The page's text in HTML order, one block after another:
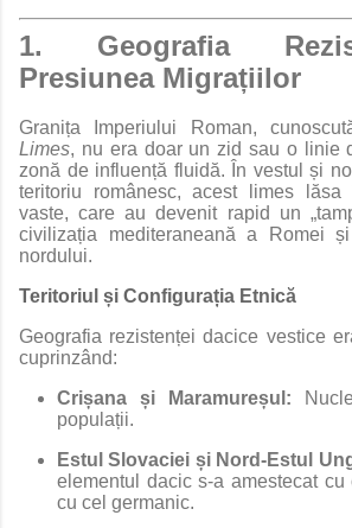
1. Geografia
Presiunea Migrațiilor
Granița Imperiului Roman,
Limes, nu era doar un zid sau o linie
zonă de influență fluidă. În vestul și
teritoriu românesc, acest limes
vaste, care au devenit rapid un
civilizația mediteraneană a Romei
nordului.
Teritoriul și Configurația Etnică
Geografia rezistenței dacice vestice
cuprinzând:
Crișana și Maramureșul:
populații.
Estul Slovaciei și Nord-Estul
elementul dacic s-a amestecat
cu cel germanic.